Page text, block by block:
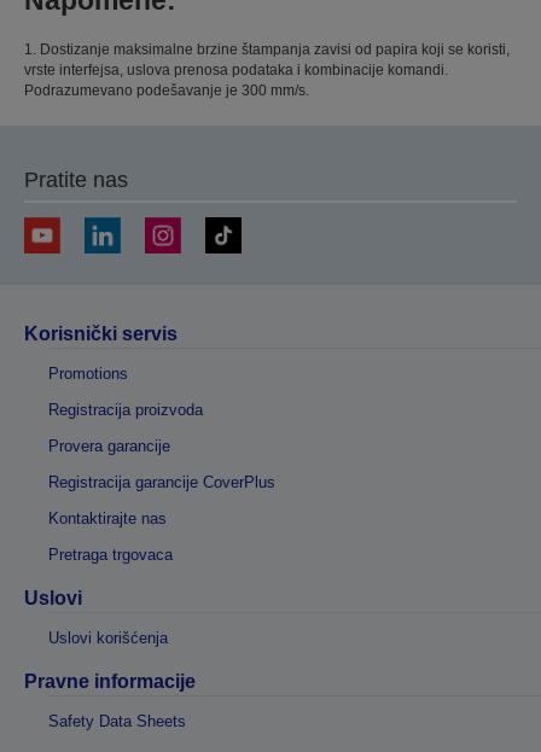
1. Dostizanje maksimalne brzine štampanja zavisi od papira koji se koristi,
vrste interfejsa, uslova prenosa podataka i kombinacije komandi.
Podrazumevano podešavanje je 300 mm/s.
Pratite nas
Korisnički servis
Promotions
Registracija proizvoda
Provera garancije
Registracija garancije CoverPlus
Kontaktirajte nas
Pretraga trgovaca
Uslovi
Uslovi korišćenja
Pravne informacije
Safety Data Sheets